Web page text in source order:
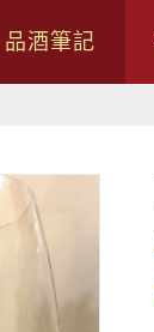
品酒筆記